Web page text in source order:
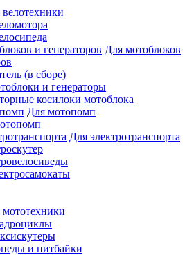
Для мотоблоков
(в сборе)
и генераторы
косилоки мотоблока
Для мотопомп
Для электротранспорта
мототехники
и питбайки